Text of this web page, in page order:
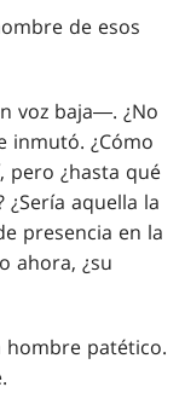
de esos
voz baja―. ¿No
inmutó. ¿Cómo
pero ¿hasta qué
aquella la
presencia en la
ahora, ¿su
patético.